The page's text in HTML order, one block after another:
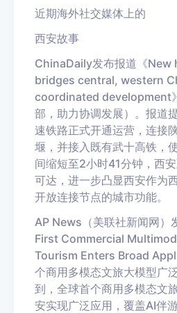
近期海外社交媒体上的
西安故事
ChinaDaily发布报道《New
bridges central, western
coordinated development
部，助力协调发展）。报道
速铁路正式开通运营，连接
堰，并接入既有武十高铁，
间缩短至2小时41分钟，西
可达 ， 进一步凸显西安作为
开放连接节点的城市功能。
AP News （美联社新闻网）
First Commercial
Tourism Enters Broad
个商用多模态文旅大模型广
到，全球首个商用多模态文
安实现广泛应用，覆盖AI伴游